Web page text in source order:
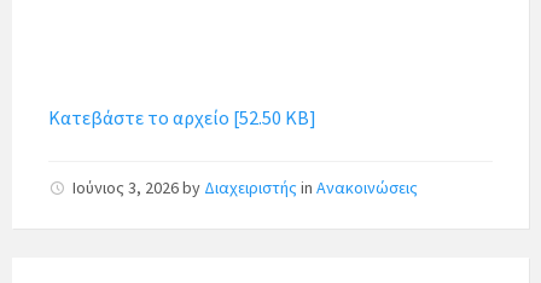
Κατεβάστε το αρχείο [52.50 KB]
Ιούνιος 3, 2026by Διαχειριστής in Ανακοινώσεις